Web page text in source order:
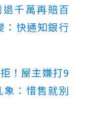
千萬再賠百
：快通知銀行
！屋主嫌打9
：惜售就別